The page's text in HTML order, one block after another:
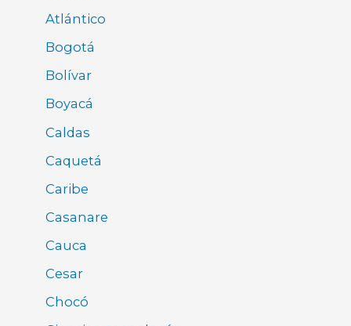
Atlántico
Bogotá
Bolívar
Boyacá
Caldas
Caquetá
Caribe
Casanare
Cauca
Cesar
Chocó